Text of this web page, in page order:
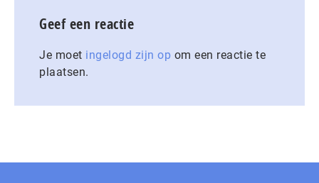
Geef een reactie
Je moet ingelogd zijn op om een reactie te
plaatsen.